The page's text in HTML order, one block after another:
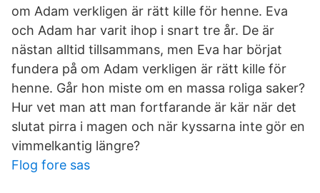
om Adam verkligen är rätt kille för henne. Eva
och Adam har varit ihop i snart tre år. De är
nästan alltid tillsammans, men Eva har börjat
fundera på om Adam verkligen är rätt kille för
henne. Går hon miste om en massa roliga saker?
Hur vet man att man fortfarande är kär när det
slutat pirra i magen och när kyssarna inte gör en
vimmelkantig längre?
Flog fore sas